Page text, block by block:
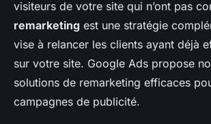
visiteurs de votre site qui n’ont pas
remarketing est une stratégie
vise à relancer les clients ayant déjà
sur votre site. Google Ads propose
solutions de remarketing efficaces
campagnes de publicité.